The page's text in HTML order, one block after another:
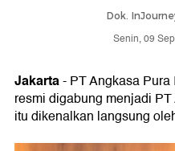
Dok.
Senin, 09
Jakarta- PT Angkasa
resmi digabung menjadi
itu dikenalkan langsung